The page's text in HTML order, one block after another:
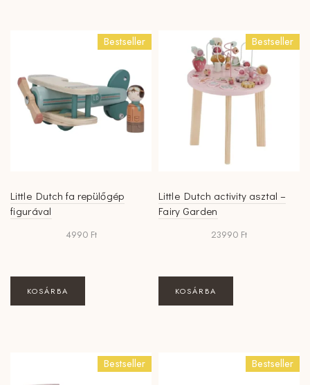
Bestseller
Little Dutch fa repülőgép
figurával
4990 Ft
KOSÁRBA
Bestseller
Little Dutch activity asztal –
Fairy Garden
23990 Ft
KOSÁRBA
Bestseller Bestseller